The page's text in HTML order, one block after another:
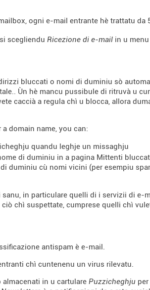
ogni e-mail entrante hè trattatu da
scegliendu Ricezione di e-mail in u menu
bluccati o nomi di duminiu sò
Ùn hè mancu pussibule di ritruvà u
caccià a regula chì u blocca, allora
domain name, you can:
quandu leghje un missaghju
di duminiu in a pagina Mittenti
duminiu cù nomi vicini (per esempiu
in particulare quelli di i servizii di e-
chì suspettate, cumprese quelli chì
antispam è e-mail.
chì cuntenenu un virus rilevatu.
in u cartulare Puzzicheghju